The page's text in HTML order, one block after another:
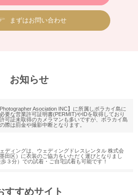
まずはお問い合わせ
お知らせ
Asociation INC】に所属しボラカイ島に
要な営業許可証明書(PERMIT)やIDを取得しており
可証未取得のカメラマンも多いですが、ボラカイ島
際は罰金や撮影中断となります。
ディングは、ウェディングドレスレンタル 株式会
田区）に衣装のご協力をいただく運びとなりまし
３分）での試着・ご自宅試着も可能です！
せありがとうございます。
すすめサイト